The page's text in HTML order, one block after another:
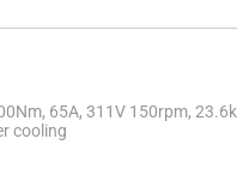
65A, 311V 150rpm,
cooling